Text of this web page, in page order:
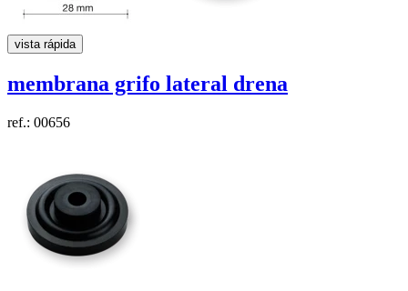
vista rápida
membrana grifo lateral drena
ref.: 00656